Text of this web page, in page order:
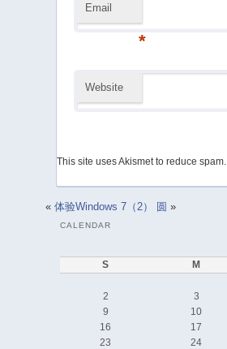
Email
*
Website
This site uses Akismet to reduce spam.
« 体验Windows 7（2） 圆 »
CALENDAR
S M
2 3
9
10
16
17
23
24